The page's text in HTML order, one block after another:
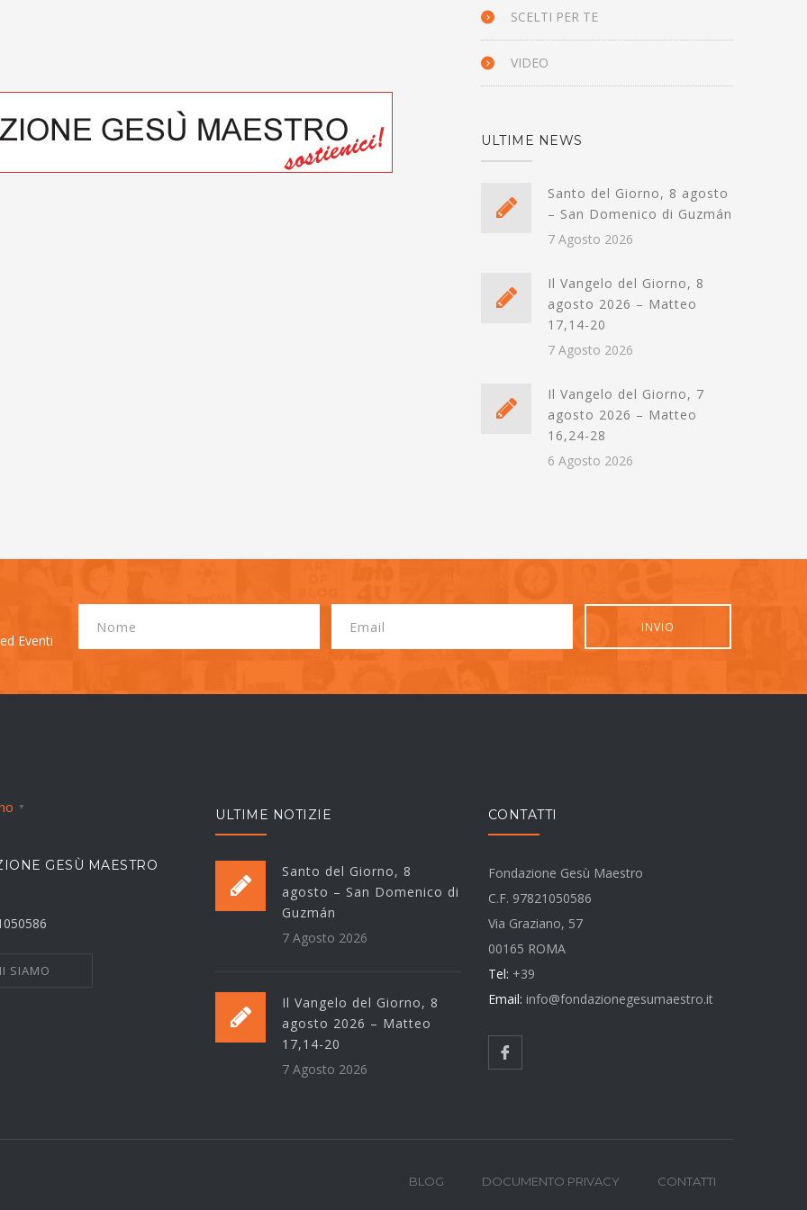
SCELTI PER TE
VIDEO
ULTIME NEWS
Santo del Giorno, 8 agosto
– San Domenico di Guzmán
7 Agosto 2026
Il Vangelo del Giorno, 8
agosto 2026 – Matteo
17,14-20
7 Agosto 2026
Il Vangelo del Giorno, 7
agosto 2026 – Matteo
16,24-28
6 Agosto 2026
Eventi
▼
GESÙ MAESTRO
SIAMO
ULTIME NOTIZIE
Santo del Giorno, 8
agosto – San Domenico di
Guzmán
7 Agosto 2026
Il Vangelo del Giorno, 8
agosto 2026 – Matteo
17,14-20
7 Agosto 2026
CONTATTI
Fondazione Gesù Maestro
C.F. 97821050586
Via Graziano, 57
00165 ROMA
Tel: +39
Email: info@fondazionegesumaestro.it
BLOG DOCUMENTO PRIVACY CONTATTI